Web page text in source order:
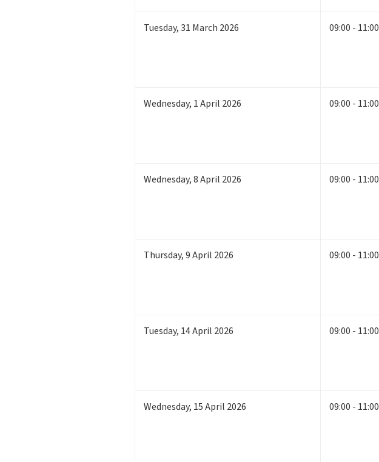
Tuesday,31 March 2026 09:00 - 11:00
Wednesday, 1April 2026 09:00 - 11:00
Wednesday,8April 2026 09:00 - 11:00
Thursday,9April 2026 09:00 - 11:00
Tuesday, 14April 2026 09:00 - 11:00
Wednesday, 15April 2026 09:00 - 11:00